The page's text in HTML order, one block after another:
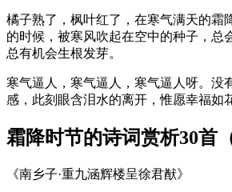
橘子熟了，枫叶红了，在寒气满天的霜
的时候，被寒风吹起在空中的种子，总
总有机会生根发芽。
寒气逼人，寒气逼人，寒气逼人呀。没
感，此刻眼含泪水的离开，惟愿幸福如
霜降时节的诗词赏析30首
《南乡子·重九涵辉楼呈徐君猷》